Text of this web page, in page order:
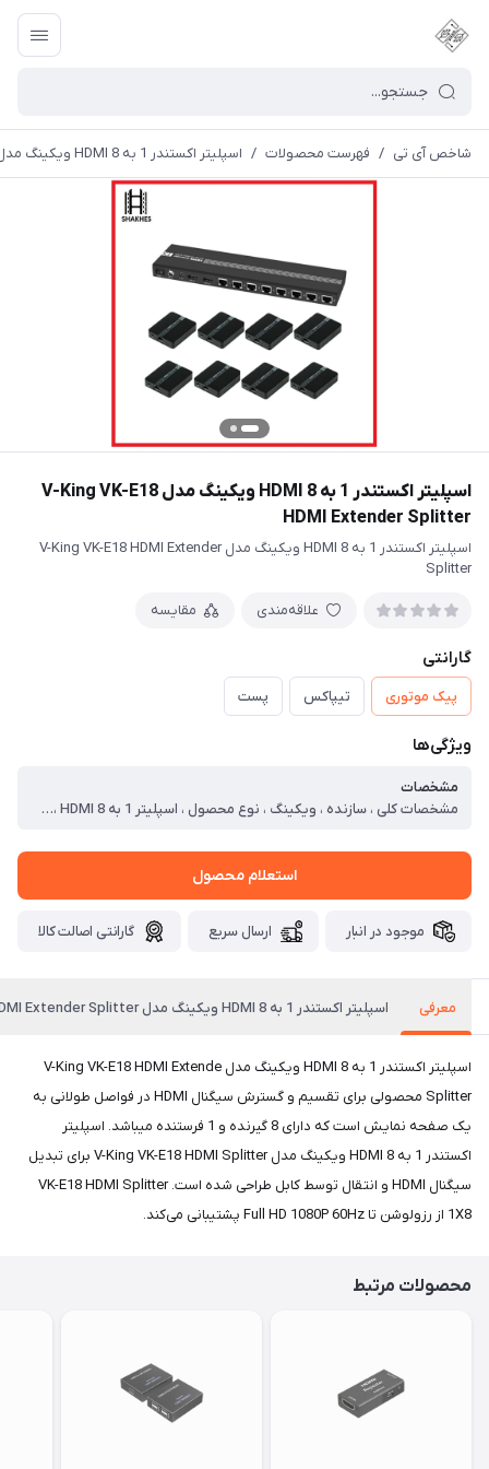
شاخص آی تی / فهرست محصولات / اسپلیتر اکستندر 1 به 8 HDMI ویکینگ مدل V-King VK-E18 HDMI Extender Splitter
اسپلیتر اکستندر 1 به 8 HDMI ویکینگ مدل V-King VK-E18
HDMI Extender Splitter
اسپلیتر اکستندر 1 به 8 HDMI ویکینگ مدل V-King VK-E18 HDMI Extender
Splitter
علاقه‌مندی مقایسه
گارانتی
پیک موتوری تیپاکس پست
ویژگی‌ها
مشخصات
مشخصات کلی ، سازنده ، ویکینگ ، نوع محصول ، اسپلیتر 1 به 8 HDMI ، مدل ، VK-E18 HDMI Splitter ، نوع اتصال ، HDMI ، نوع تبدیل . اسپلیتر . سوئیچ ، تبدیل HDMI ، نوع سوئیچ / اسپلیتر ، اسپلیتر HDMI ، تعداد پورت ، 8 پورت
استعلام محصول
موجود در انبار ارسال سریع گارانتی اصالت کالا
معرفی اسپلیتر اکستندر 1 به 8 HDMI ویکینگ مدل V-King VK-E18 HDMI Extender Splitter
اسپلیتر اکستندر 1 به 8 HDMI ویکینگ مدل V-King VK-E18 HDMI Extende
Splitter محصولی برای تقسیم و گسترش سیگنال HDMI در فواصل طولانی به
یک صفحه نمایش است که دارای 8 گیرنده و 1 فرستنده میباشد. اسپلیتر
اکستندر 1 به 8 HDMI ویکینگ مدل V-King VK-E18 HDMI Splitter برای تبدیل
سیگنال HDMI و انتقال توسط کابل طراحی شده است. VK-E18 HDMI Splitter
1X8 از رزولوشن تا Full HD 1080P 60Hz پشتیبانی می‌کند.
محصولات مرتبط